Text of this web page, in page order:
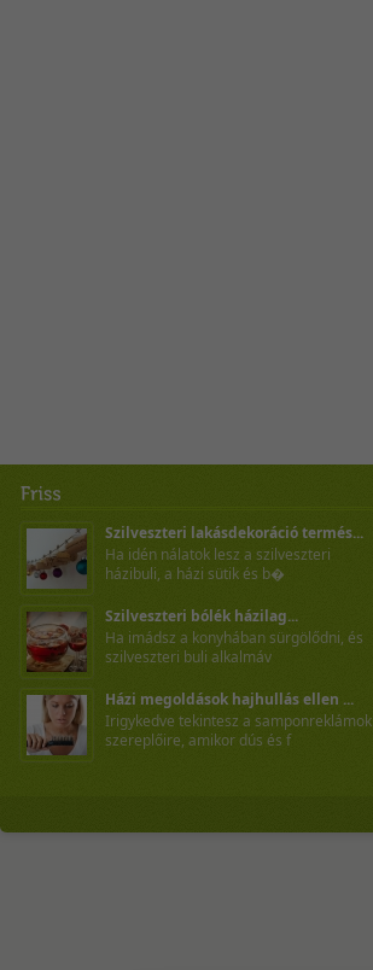
Szilveszteri lakásdekoráció termés...
Ha idén nálatok lesz a szilveszteri
házibuli, a házi sütik és b�
Szilveszteri bólék házilag...
Ha imádsz a konyhában sürgölődni, és
szilveszteri buli alkalmáv
Házi megoldások hajhullás ellen ...
Irigykedve tekintesz a samponreklámok
szereplőire, amikor dús és f